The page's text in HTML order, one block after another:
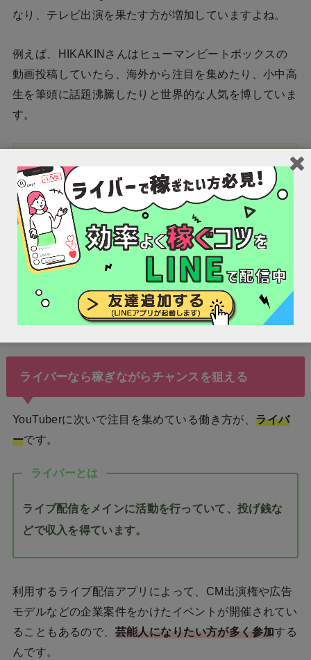
なり、テレビ出演を果たす方が増加していますよね。
例えば、HIKAKINさんはヒューマンビートボックスの
動画投稿していたら、海外から注目を集めたり、小中高
生を筆頭に話題沸騰したりと世界的な人気を博していま
す。
元々芸能人になるつもりがなかった方でも、自分
の好きなことや得意なことを配信しているうち
に、話題になってCMやテレビなどへ出演するこ
とができるようになるのです。
好きなことをしながら芸能人になるチャンスを掴めた
ら、オーディションを受けるよりも楽だと感じる方もい
るのではないでしょうか。
ライバーなら稼ぎながらチャンスを狙える
YouTuberに次いで注目を集めている働き方が、ライバ
ーです。
ライバーとは
ライブ配信をメインに活動を行っていて、投げ銭な
どで収入を得ています。
利用するライブ配信アプリによって、CM出演権や広告
モデルなどの企業案件をかけたイベントが開催されてい
ることもあるので、 芸能人になりたい方が多く参加する
んです。